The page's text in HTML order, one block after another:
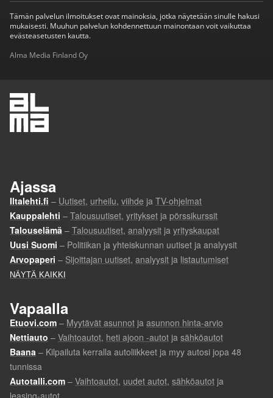
Tämän palvelun ilmoitukset ovat mainoksia, jotka näytetään sinulle hakusi
mukaisesti. Muuhun palvelun kohdennettuun mainontaan voit vaikuttaa
evästeasetusten kautta.
Alma Media Finland Oy